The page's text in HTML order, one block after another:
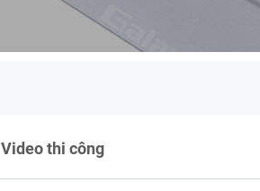
Video thi công